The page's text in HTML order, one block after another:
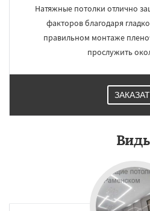
Натяжные потолки отлично
факторов благодаря
правильном монтаже
прослужить